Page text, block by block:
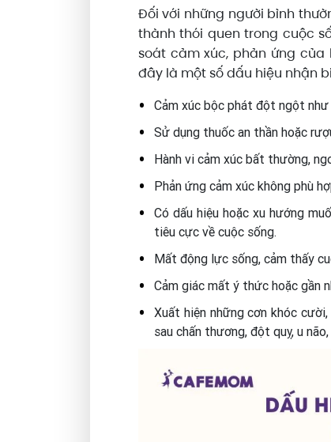
Đối với những người bình
thành thói quen trong cuộc
soát cảm xúc, phản ứng của
đây là một số dấu hiệu nhận
Cảm xúc bộc phát đột ngột như
Sử dụng thuốc an thần hoặc
Hành vi cảm xúc bất thường,
Phản ứng cảm xúc không phù
Có dấu hiệu hoặc xu hướng
tiêu cực về cuộc sống.
Mất động lực sống, cảm thấy
Cảm giác mất ý thức hoặc gần
Xuất hiện những cơn khóc
sau chấn thương, đột quỵ, u